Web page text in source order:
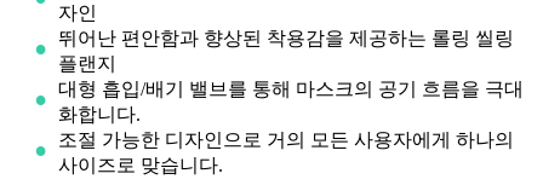
자인
뛰어난 편안함과 향상된 착용감을 제공하는 롤링 씰링
플랜지
대형 흡입/배기 밸브를 통해 마스크의 공기 흐름을 극대
화합니다.
조절 가능한 디자인으로 거의 모든 사용자에게 하나의
사이즈로 맞습니다.